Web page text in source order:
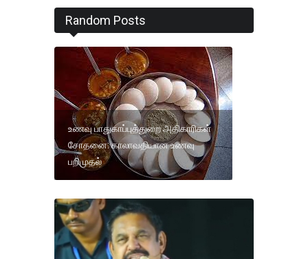
Random Posts
உணவு பாதுகாப்புத்துறை அதிகாரிகள்
சோதனை: காலாவதியான உணவு
பறிமுதல்